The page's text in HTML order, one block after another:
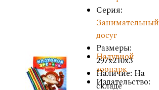
Серия:
Занимательный
досуг
Размеры:
297x210x3
Наличие: На
складе
Надувной
зоопарк
Издательство: